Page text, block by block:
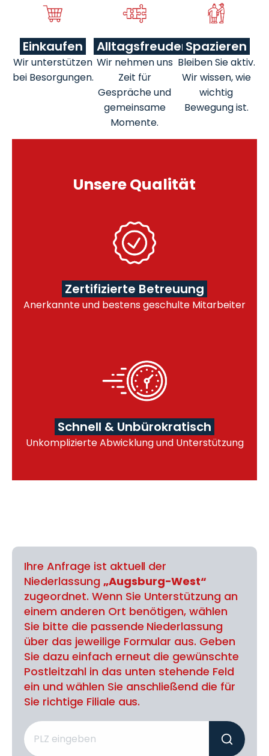
Einkaufen
Wir unterstützen
bei Besorgungen.
Alltagsfreuden
Wir nehmen uns
Zeit für
Gespräche und
gemeinsame
Momente.
Spazieren
Bleiben Sie aktiv.
Wir wissen, wie
wichtig
Bewegung ist.
Unsere Qualität
Zertifizierte Betreuung
Anerkannte und bestens geschulte Mitarbeiter
Schnell & Unbürokratisch
Unkomplizierte Abwicklung und Unterstützung
Ihre Anfrage ist aktuell der
Niederlassung „Augsburg-West“
zugeordnet. Wenn Sie Unterstützung an
einem anderen Ort benötigen, wählen
Sie bitte die passende Niederlassung
über das jeweilige Formular aus. Geben
Sie dazu einfach erneut die gewünschte
Postleitzahl in das unten stehende Feld
ein und wählen Sie anschließend die für
Sie richtige Filiale aus.